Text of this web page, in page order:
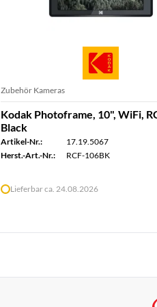
Zubehör Kameras
Kodak Photoframe, 10", WiFi,
Black
Artikel-Nr.:
17.19.5067
Herst.-Art.-Nr.:
RCF-106BK
Lieferbar ca. 24.08.2026